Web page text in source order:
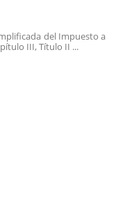
del Impuesto a
III, Título II ...